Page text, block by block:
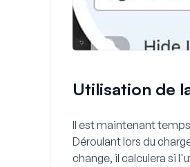
Utilisation de
Il est maintenant
Déroulantlors du
change, il calculera si